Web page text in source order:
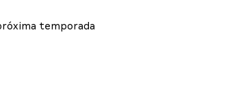
temporada